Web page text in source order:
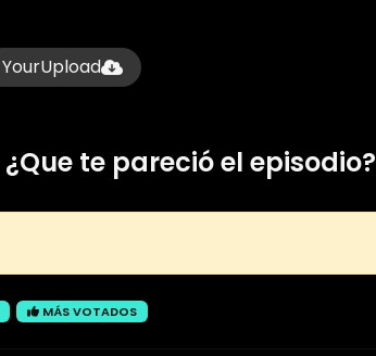
YourUpload
¿Que te pareció el episodio?
MÁS VOTADOS